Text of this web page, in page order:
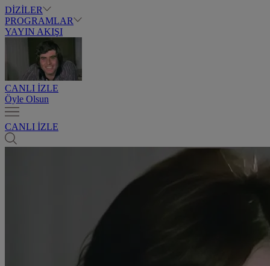
DİZİLER
PROGRAMLAR
YAYIN AKIŞI
CANLI İZLE
Öyle Olsun
CANLI İZLE